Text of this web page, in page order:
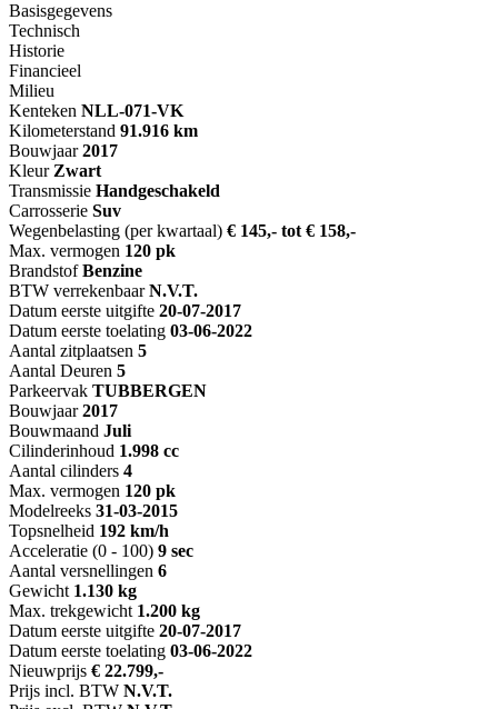
Basisgegevens
Technisch
Historie
Financieel
Milieu
Kenteken NLL-071-VK
Kilometerstand 91.916 km
Bouwjaar 2017
Kleur Zwart
Transmissie Handgeschakeld
Carrosserie Suv
Wegenbelasting (per kwartaal) € 145,- tot € 158,-
Max. vermogen 120 pk
Brandstof Benzine
BTW verrekenbaar N.V.T.
Datum eerste uitgifte 20-07-2017
Datum eerste toelating 03-06-2022
Aantal zitplaatsen 5
Aantal Deuren 5
Parkeervak TUBBERGEN
Bouwjaar 2017
Bouwmaand Juli
Cilinderinhoud 1.998 cc
Aantal cilinders 4
Max. vermogen 120 pk
Modelreeks 31-03-2015
Topsnelheid 192 km/h
Acceleratie (0 - 100) 9 sec
Aantal versnellingen 6
Gewicht 1.130 kg
Max. trekgewicht 1.200 kg
Datum eerste uitgifte 20-07-2017
Datum eerste toelating 03-06-2022
Nieuwprijs € 22.799,-
Prijs incl. BTW N.V.T.